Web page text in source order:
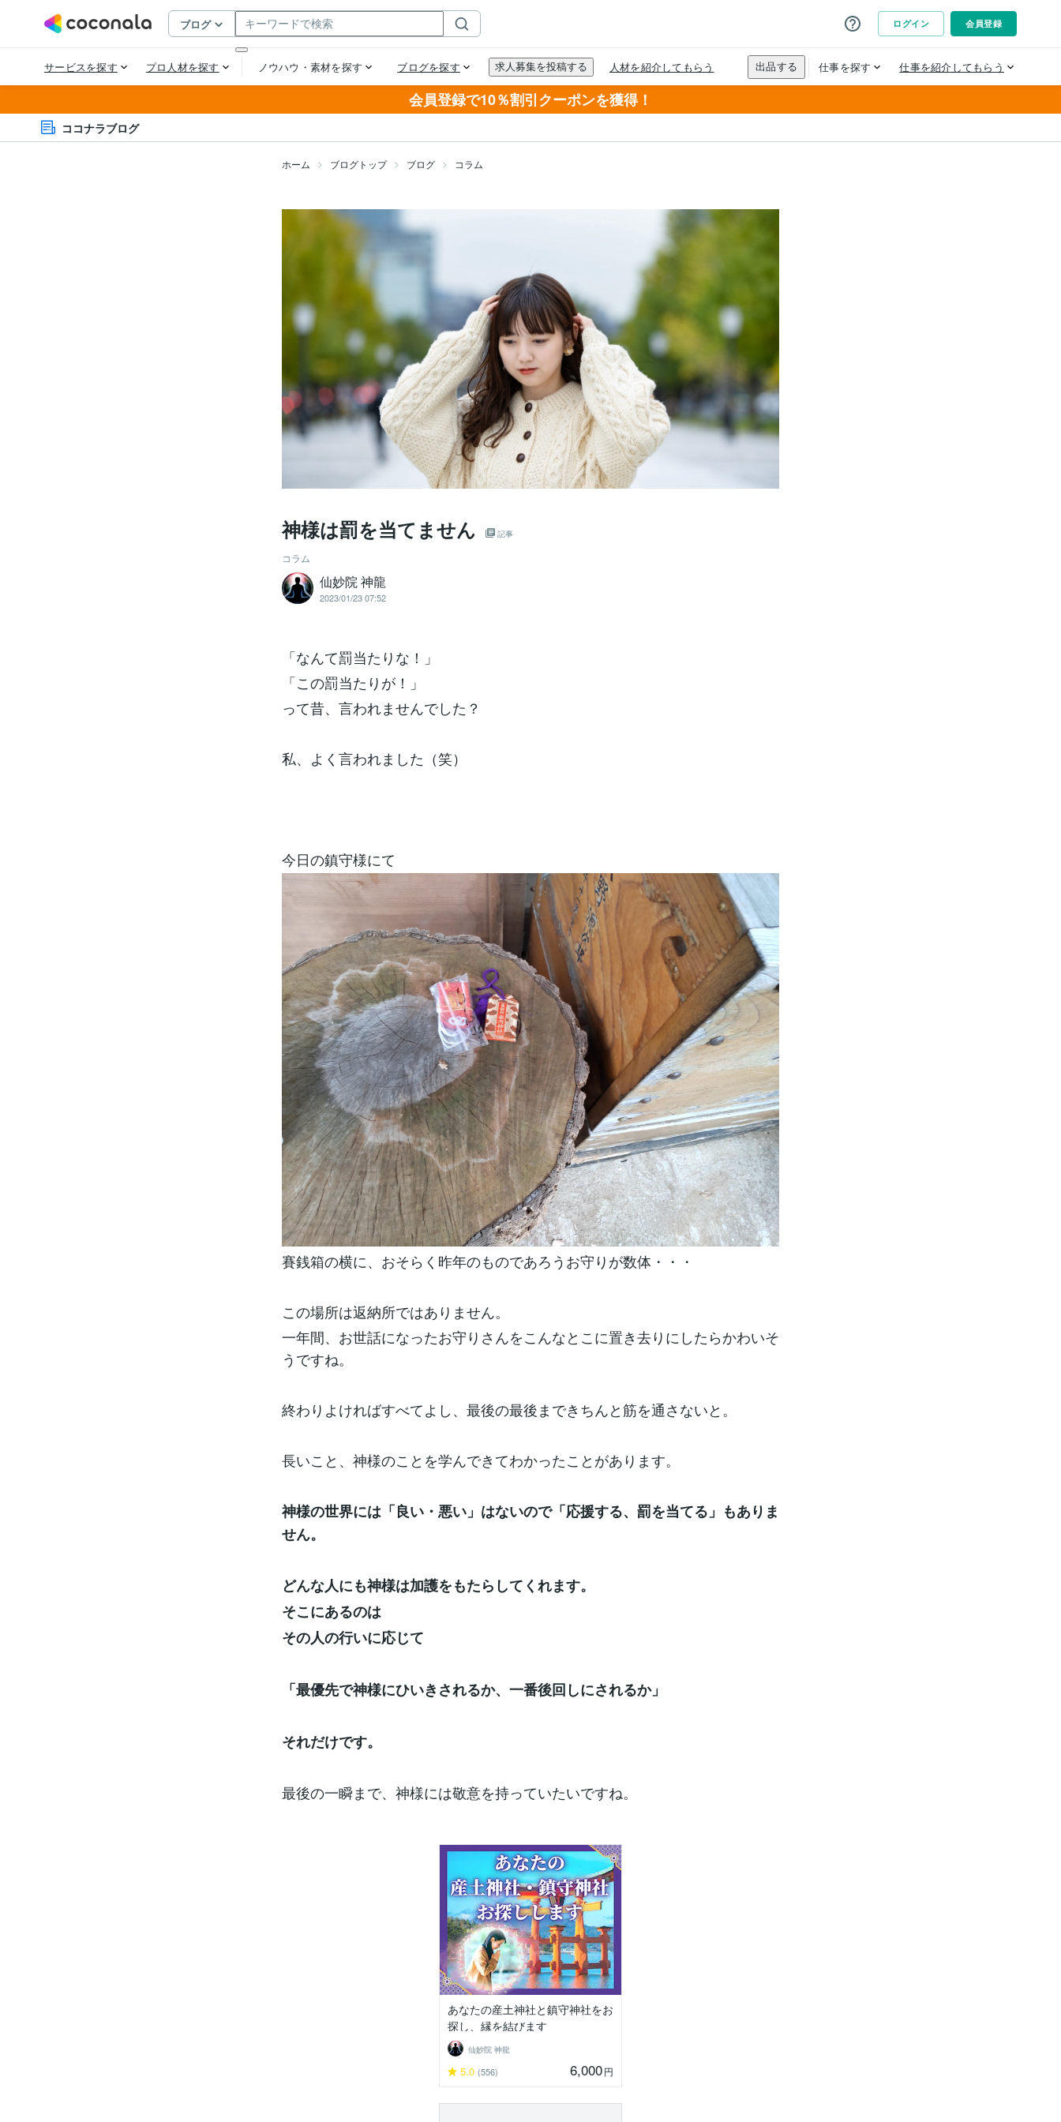
会員登録で10％割引クーポンを獲得！
ココナラブログ
ホーム ブログトップ ブログ コラム
神様は罰を当てません 記事
コラム
仙妙院 神龍
2023/01/23 07:52
「なんて罰当たりな！」
「この罰当たりが！」
って昔、言われませんでした？
私、よく言われました（笑）
今日の鎮守様にて
賽銭箱の横に、おそらく昨年のものであろうお守りが数体・・・
この場所は返納所ではありません。
一年間、お世話になったお守りさんをこんなとこに置き去りにしたらかわいそ
うですね。
終わりよければすべてよし、最後の最後まできちんと筋を通さないと。
長いこと、神様のことを学んできてわかったことがあります。
神様の世界には「良い・悪い」はないので「応援する、罰を当てる」もありま
せん。
どんな人にも神様は加護をもたらしてくれます。
そこにあるのは
その人の行いに応じて
「最優先で神様にひいきされるか、一番後回しにされるか」
それだけです。
最後の一瞬まで、神様には敬意を持っていたいですね。
あなたの産土神社と鎮守神社をお
探し、縁を結びます
仙妙院 神龍
5.0 (556) 6,000円